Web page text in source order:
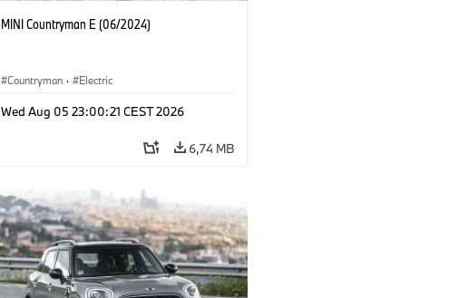
MINI Countryman E (06/2024)
Countryman · Electric
Wed Aug 05 23:00:21 CEST 2026
6,74 MB